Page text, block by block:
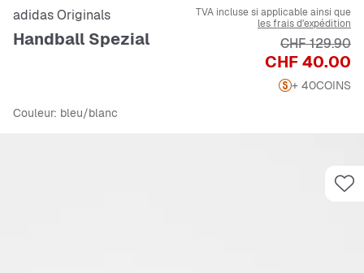
adidas Originals
Handball Spezial
TVA incluse si applicable ainsi que
les frais d'expédition
Prix
CHF 40.00
Prix original
CHF 129.90
+ 40COINS
Couleur: bleu/blanc